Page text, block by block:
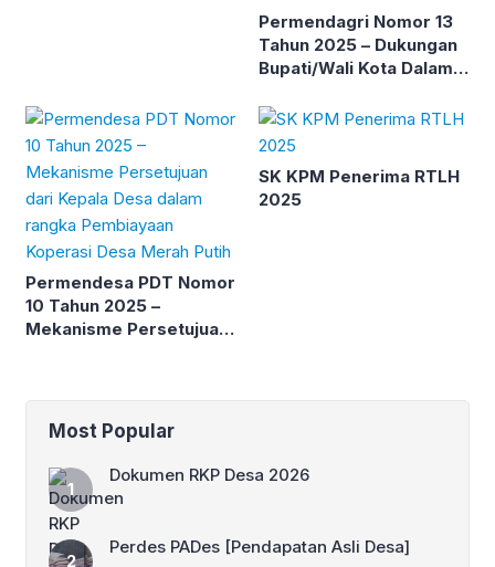
Permendagri Nomor 13
Tahun 2025 – Dukungan
Bupati/Wali Kota Dalam
Desa/Kelurahan Merah
Putih
Permendesa PDT Nomor
10 Tahun 2025 –
Mekanisme Persetujuan
Koperasi Desa Merah
Putih
SK KPM Penerima RTLH
2025
Most Popular
Dokumen RKP Desa 2026
Perdes PADes [Pendapatan Asli Desa]